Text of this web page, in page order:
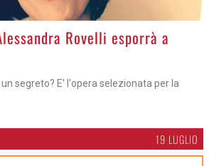
Rovelli esporrà a
segreto? E' l'opera selezionata per la
19 LUGLIO